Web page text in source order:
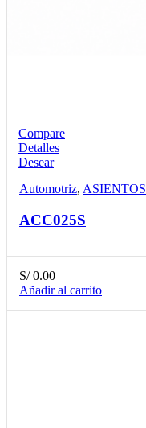
Compare
Detalles
Desear
Automotriz, ASIENTOS
ACC025S
S/0.00
Añadir al carrito